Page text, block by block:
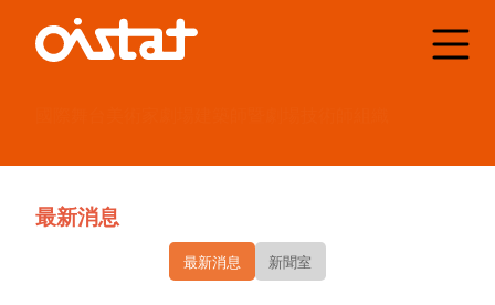
最新消息
最新消息 新聞室